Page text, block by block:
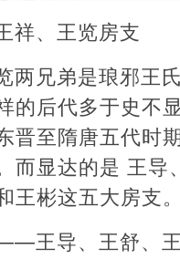
祥、王览房支
两兄弟是琅邪王
的后代多于史不
晋至隋唐五代时
而显达的是 王导
王彬这五大房支。
王导、王舒、